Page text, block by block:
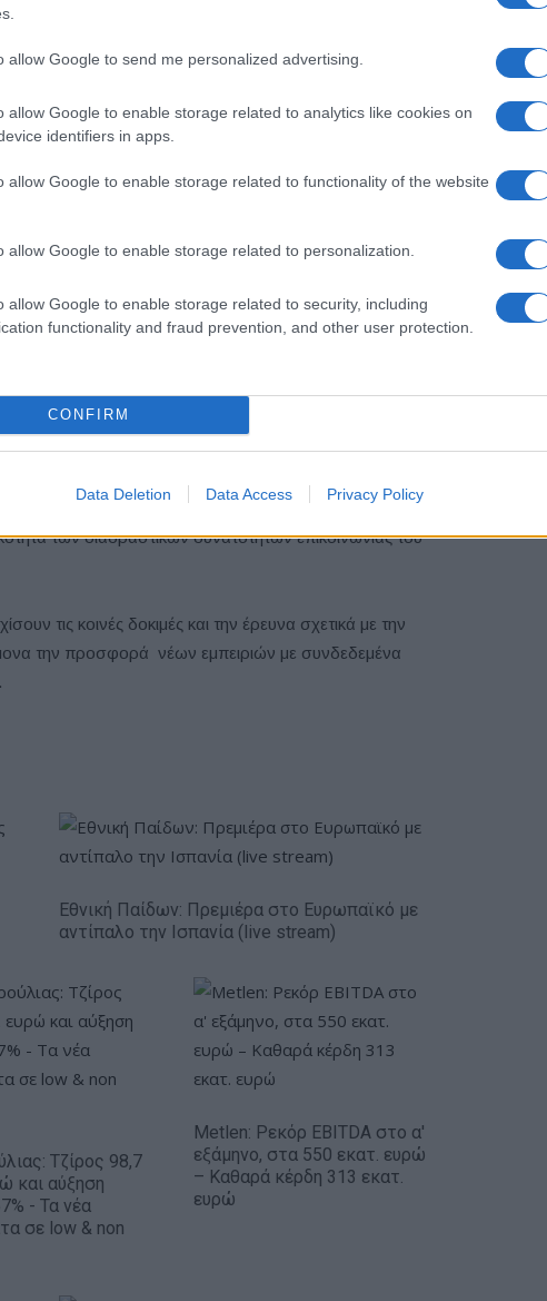
allow Google to send me personalized advertising.
allow Google to enable storage related to analytics like cookies on
identifiers in apps.
allow Google to enable storage related to functionality of the website
allow Google to enable storage related to personalization.
allow Google to enable storage related to security, including
functionality and fraud prevention, and other user protection.
CONFIRM
Data Deletion Data Access Privacy Policy
συνθήκες , η ορατότητα, η σήμανση ή
τους επιβάτες εντός του οχήματος,
να προβλέψει καλύτερα πότε μπορεί να
κάνουν μια στάση για ξεκούραση, ώστε να
και τους επιβάτες με άλλους ανθρώπους, μέσω του
σε μια οικογένεια, σε φίλους και
ως τρισδιάστατα είδωλα σε περιβάλλον
τη συνδεσιμότητα κινητής 5G υψηλών ταχυτήτων,
για την ασύρματη μετάδοση δεδομένων avatar στο
από το όχημα, σε πραγματικό χρόνο. Το όχημα
οι επιβάτες στο αυτοκίνητο αλλά και αυτοί που
την παρουσία τους, μέσω του λειτουργικού
των διαδραστικών δυνατοτήτων επικοινωνίας του
τις κοινές δοκιμές και την έρευνα σχετικά με την
την προσφορά νέων εμπειριών με συνδεδεμένα
Εθνική Παίδων: Πρεμιέρα στο Ευρωπαϊκό με
αντίπαλο την Ισπανία (live stream)
Τζίρος 98,7
και αύξηση
- Τα νέα
σε low & non
Metlen: Ρεκόρ EBITDA στο α'
εξάμηνο, στα 550 εκατ. ευρώ
– Καθαρά κέρδη 313 εκατ.
ευρώ